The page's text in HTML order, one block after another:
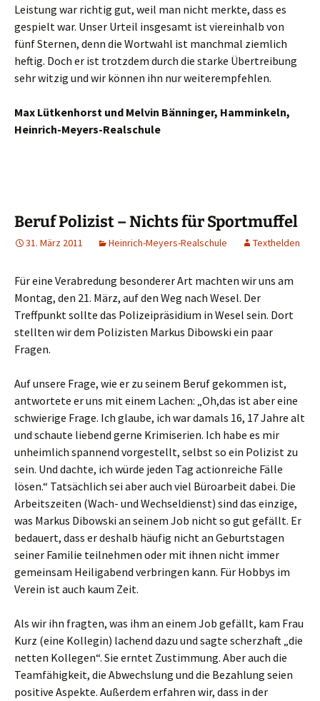
Leistung war richtig gut, weil man nicht merkte, dass es
gespielt war. Unser Urteil insgesamt ist viereinhalb von
fünf Sternen, denn die Wortwahl ist manchmal ziemlich
heftig. Doch er ist trotzdem durch die starke Übertreibung
sehr witzig und wir können ihn nur weiterempfehlen.
Max Lütkenhorst und Melvin Bänninger, Hamminkeln,
Heinrich-Meyers-Realschule
Beruf Polizist – Nichts für Sportmuffel
31. März 2011 Heinrich-Meyers-Realschule Texthelden
Für eine Verabredung besonderer Art machten wir uns am
Montag, den 21. März, auf den Weg nach Wesel. Der
Treffpunkt sollte das Polizeipräsidium in Wesel sein. Dort
stellten wir dem Polizisten Markus Dibowski ein paar
Fragen.
Auf unsere Frage, wie er zu seinem Beruf gekommen ist,
antwortete er uns mit einem Lachen: „Oh,das ist aber eine
schwierige Frage. Ich glaube, ich war damals 16, 17 Jahre alt
und schaute liebend gerne Krimiserien. Ich habe es mir
unheimlich spannend vorgestellt, selbst so ein Polizist zu
sein. Und dachte, ich würde jeden Tag actionreiche Fälle
lösen.“ Tatsächlich sei aber auch viel Büroarbeit dabei. Die
Arbeitszeiten (Wach- und Wechseldienst) sind das einzige,
was Markus Dibowski an seinem Job nicht so gut gefällt. Er
bedauert, dass er deshalb häufig nicht an Geburtstagen
seiner Familie teilnehmen oder mit ihnen nicht immer
gemeinsam Heiligabend verbringen kann. Für Hobbys im
Verein ist auch kaum Zeit.
Als wir ihn fragten, was ihm an einem Job gefällt, kam Frau
Kurz (eine Kollegin) lachend dazu und sagte scherzhaft „die
netten Kollegen“. Sie erntet Zustimmung. Aber auch die
Teamfähigkeit, die Abwechslung und die Bezahlung seien
positive Aspekte. Außerdem erfahren wir, dass in der